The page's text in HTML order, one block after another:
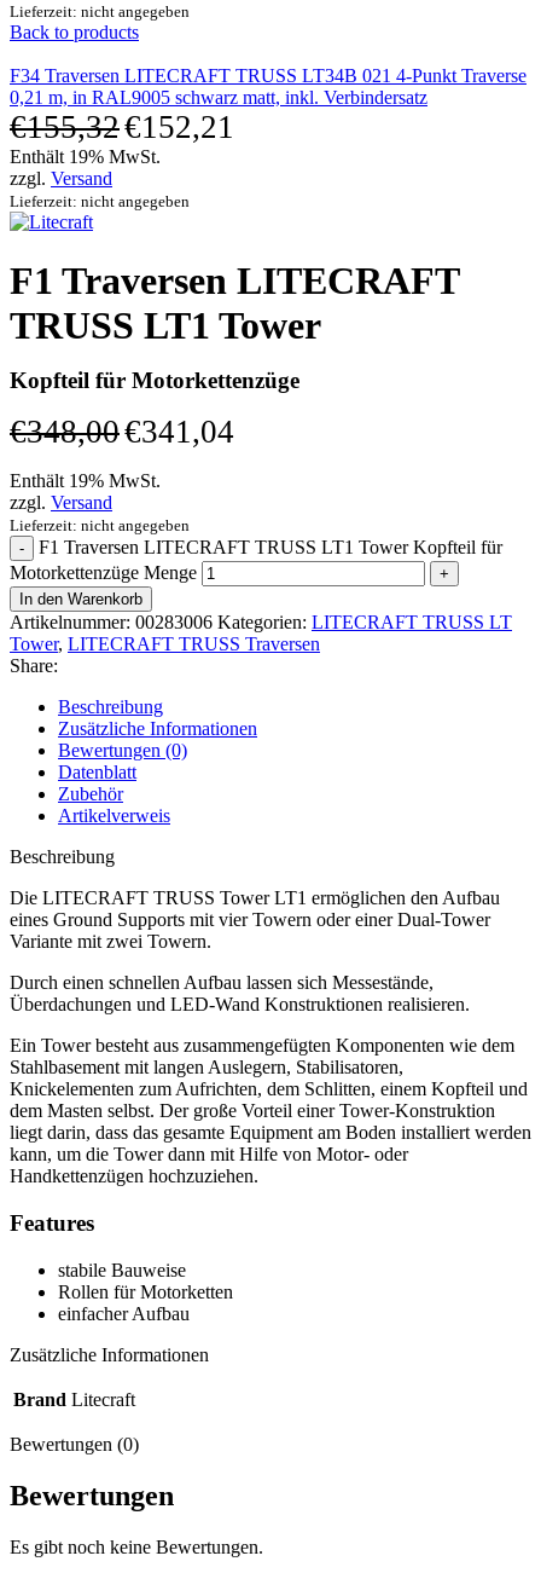
Lieferzeit: nicht angegeben
Back to products
F34 Traversen LITECRAFT TRUSS LT34B 021 4-Punkt Traverse
0,21 m, in RAL9005 schwarz matt, inkl. Verbindersatz
€155,32€152,21
Enthält 19% MwSt.
zzgl. Versand
Lieferzeit: nicht angegeben
F1 Traversen LITECRAFT
TRUSS LT1 Tower
Kopfteil für Motorkettenzüge
€348,00€341,04
Enthält 19% MwSt.
zzgl. Versand
Lieferzeit: nicht angegeben
F1 Traversen LITECRAFT TRUSS LT1 Tower Kopfteil für
Motorkettenzüge Menge
In den Warenkorb
Artikelnummer: 00283006 Kategorien: LITECRAFT TRUSS LT
Tower, LITECRAFT TRUSS Traversen
Share:
Beschreibung
Zusätzliche Informationen
Bewertungen (0)
Datenblatt
Zubehör
Artikelverweis
Beschreibung
Die LITECRAFT TRUSS Tower LT1 ermöglichen den Aufbau
eines Ground Supports mit vier Towern oder einer Dual-Tower
Variante mit zwei Towern.
Durch einen schnellen Aufbau lassen sich Messestände,
Überdachungen und LED-Wand Konstruktionen realisieren.
Ein Tower besteht aus zusammengefügten Komponenten wie dem
Stahlbasement mit langen Auslegern, Stabilisatoren,
Knickelementen zum Aufrichten, dem Schlitten, einem Kopfteil und
dem Masten selbst. Der große Vorteil einer Tower-Konstruktion
liegt darin, dass das gesamte Equipment am Boden installiert werden
kann, um die Tower dann mit Hilfe von Motor- oder
Handkettenzügen hochzuziehen.
Features
stabile Bauweise
Rollen für Motorketten
einfacher Aufbau
Zusätzliche Informationen
Brand Litecraft
Bewertungen (0)
Bewertungen
Es gibt noch keine Bewertungen.